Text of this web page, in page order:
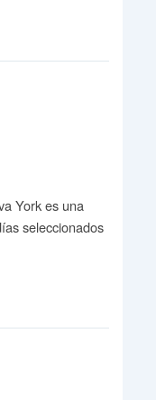
York es una
seleccionados